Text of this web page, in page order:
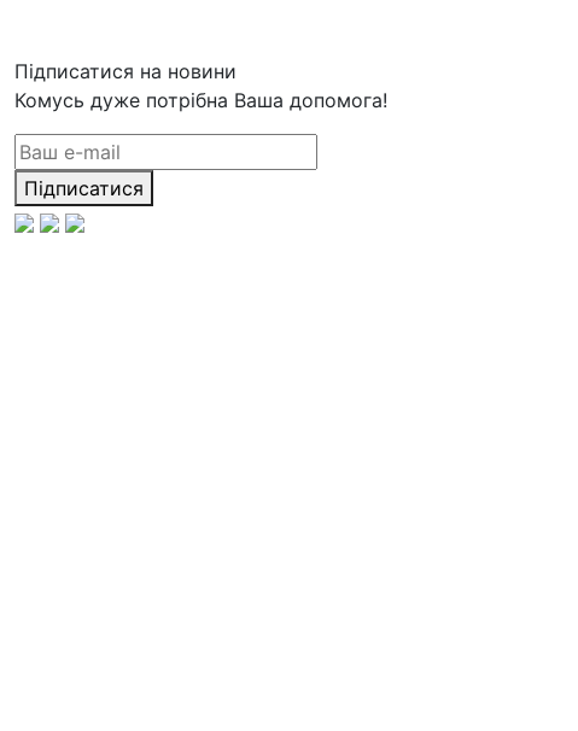
Підписатися на новини
Комусь дуже потрібна Ваша допомога!
Підписатися